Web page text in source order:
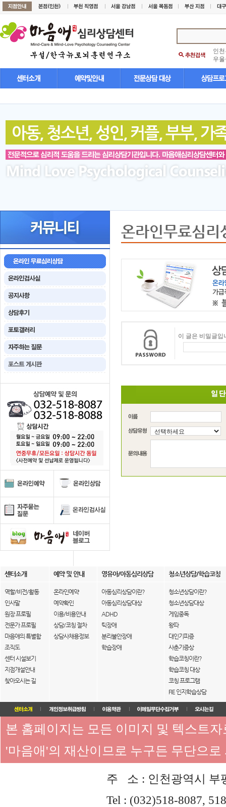
인
우
온라인무료심리
이 글은 비밀글입
센터소개 예약 및 안내 영유아/아동심리상담 청소년상담/학습코칭
역할/비전/활동
인사말
원장 프로필
전문가 프로필
마음애의 특별함
조직도
센터 시설보기
지점개설안내
찾아오시는 길
온라인예약
예약확인
이용/비용안내
상담/코칭 절차
상담사채용정보
아동심리상담이란?
아동심리상담대상
ADHD
틱장애
분리불안장애
학습장애
청소년상담이란?
청소년상담대상
게임중독
왕따
대인기피증
사춘기증상
학습코칭이란?
학습코칭 대상
코칭 프로그램
FIE 인지학습상담
본 홈페이지는 모든 이미지 및 텍스트
'마음애'의 재산이므로 누구든 무단으
주 소 : 인천광역시 부
Tel : (032)518-8087,